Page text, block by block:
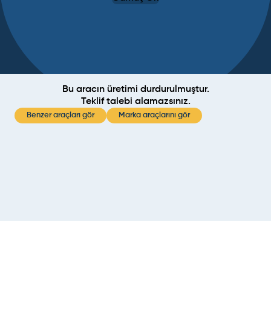
Bu aracın üretimi durdurulmuştur.
Teklif talebi alamazsınız.
Benzer araçları gör Marka araçlarını gör